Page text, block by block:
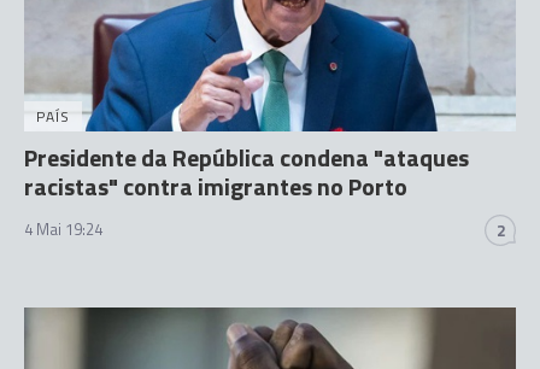
PAÍS
Presidente da República condena "ataques
racistas" contra imigrantes no Porto
4 Mai 19:24 2